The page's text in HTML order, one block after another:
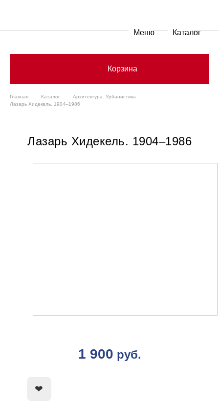
Меню Каталог
Корзина
Главная Каталог
Архитектура. Урбанистика
Лазарь Хидекель. 1904–1986
Лазарь Хидекель. 1904–1986
1 900 руб.